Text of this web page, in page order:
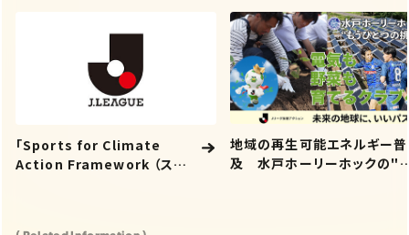
「Sports for Climate
Action Framework （ス
地域の再生可能エネルギー普
及 水戸ホーリーホックの"